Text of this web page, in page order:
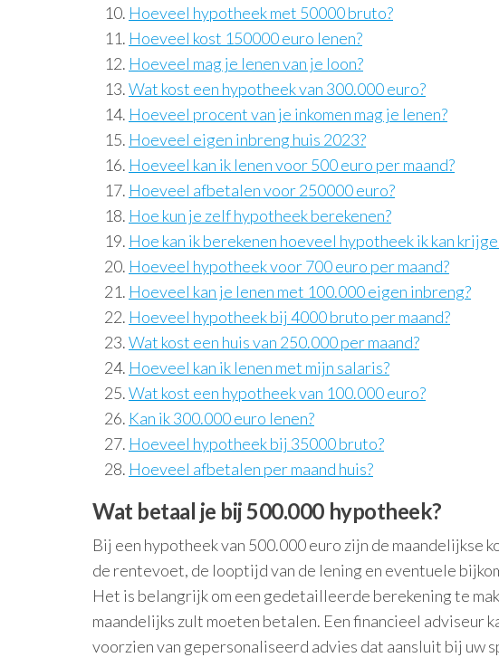
Hoeveel hypotheek met 50000 bruto?
Hoeveel kost 150000 euro lenen?
Hoeveel mag je lenen van je loon?
Wat kost een hypotheek van 300.000 euro?
Hoeveel procent van je inkomen mag je lenen?
Hoeveel eigen inbreng huis 2023?
Hoeveel kan ik lenen voor 500 euro per maand?
Hoeveel afbetalen voor 250000 euro?
Hoe kun je zelf hypotheek berekenen?
Hoe kan ik berekenen hoeveel hypotheek ik kan
Hoeveel hypotheek voor 700 euro per maand?
Hoeveel kan je lenen met 100.000 eigen inbreng?
Hoeveel hypotheek bij 4000 bruto per maand?
Wat kost een huis van 250.000 per maand?
Hoeveel kan ik lenen met mijn salaris?
Wat kost een hypotheek van 100.000 euro?
Kan ik 300.000 euro lenen?
Hoeveel hypotheek bij 35000 bruto?
Hoeveel afbetalen per maand huis?
Wat betaal je bij 500.000 hypotheek?
Bij een hypotheek van 500.000 euro zijn de maandelijkse
de rentevoet, de looptijd van de lening en eventuele
Het is belangrijk om een gedetailleerde berekening te
maandelijks zult moeten betalen. Een financieel adviseur
voorzien van gepersonaliseerd advies dat aansluit bij uw